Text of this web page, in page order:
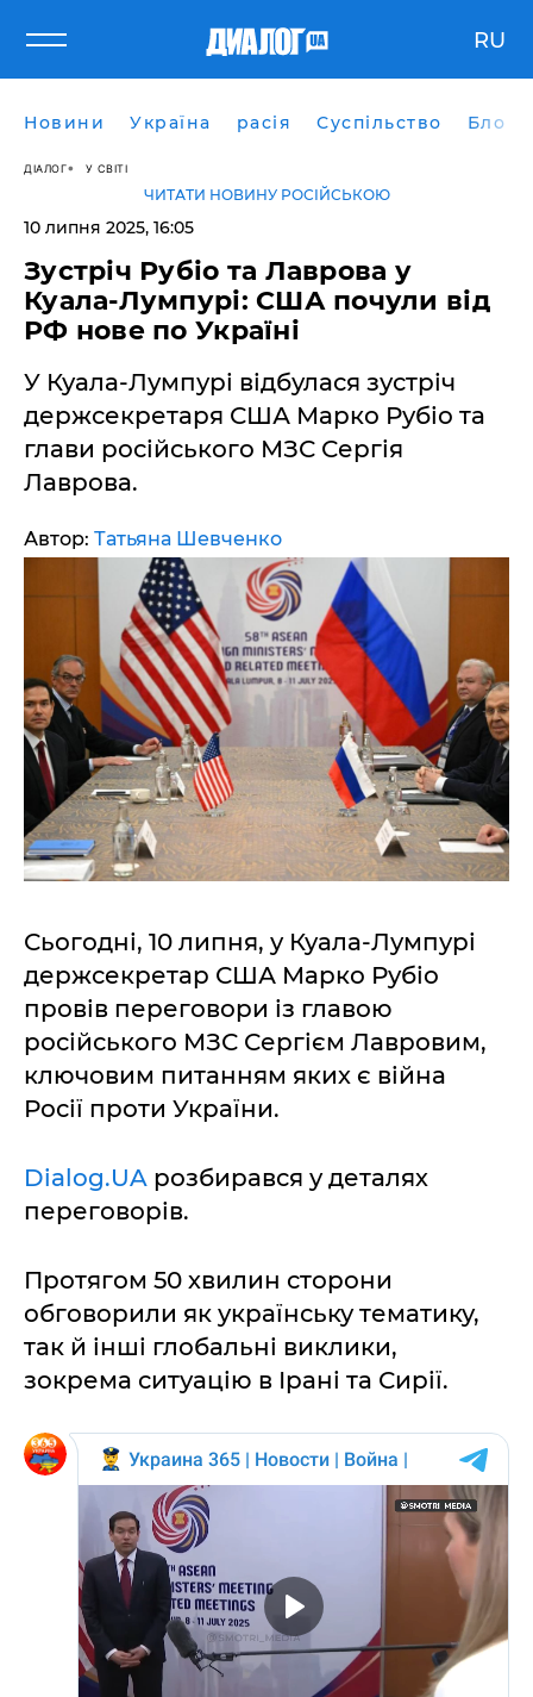
RU
Новини Україна расія Суспільство Блоги
ДІАЛОГ У СВІТІ
ЧИТАТИ НОВИНУ РОСІЙСЬКОЮ
10 липня 2025, 16:05
​Зустріч Рубіо та Лаврова у
Куала-Лумпурі: США почули від
РФ нове по Україні
У Куала-Лумпурі відбулася зустріч
держсекретаря США Марко Рубіо та
глави російського МЗС Сергія
Лаврова.
Автор: Татьяна Шевченко
Сьогодні, 10 липня, у Куала-Лумпурі
держсекретар США Марко Рубіо
провів переговори із главою
російського МЗС Сергієм Лавровим,
ключовим питанням яких є війна
Росії проти України.
Dialog.UA розбирався у деталях
переговорів.
Протягом 50 хвилин сторони
обговорили як українську тематику,
так й інші глобальні виклики,
зокрема ситуацію в Ірані та Сирії.